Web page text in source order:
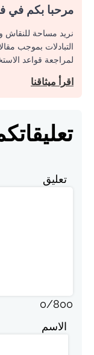
مرحبا بكم في
نريد مساحة للنقاش
التبادلات بموجب
لمراجعة قواعد
اقرأ ميثاقنا
تعليق
0/800
الاسم